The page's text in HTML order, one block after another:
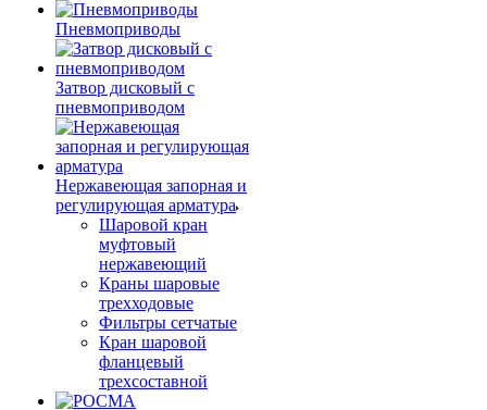
Пневмоприводы
Затвор дисковый с
пневмоприводом
Нержавеющая запорная и
регулирующая арматура
Шаровой кран
муфтовый
нержавеющий
Краны шаровые
трехходовые
Фильтры сетчатые
Кран шаровой
фланцевый
трехсоставной